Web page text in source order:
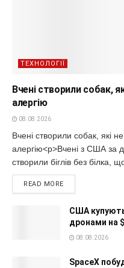
ТЕХНОЛОГІЇ
Вчені створили собак,
алергію
08.08.2026
Вчені створили собак, які
алергію<p>Вчені з США за
створили біглів без білка,
READ MORE
США
дронами на
08.08.2026
SpaceX